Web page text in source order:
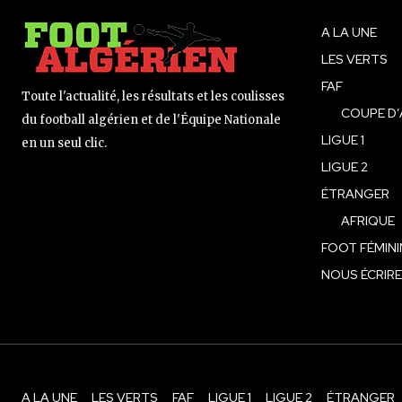
Toute l'actualité, les résultats et les coulisses
du football algérien et de l'Équipe Nationale
en un seul clic.
A LA UNE
LES VERTS
FAF
COUPE
LIGUE 1
LIGUE 2
ÉTRANGER
AFRIQUE
FOOT
NOUS ÉCRIRE
A LA UNE LES VERTS FAF LIGUE 1 LIGUE 2 ÉTRANGER